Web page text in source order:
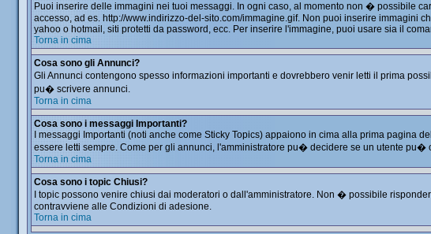
Puoi inserire delle immagini nei tuoi messaggi. In ogni caso, al momento non � possibile
accesso, ad es. http://www.indirizzo-del-sito.com/immagine.gif. Non puoi inserire immagini
yahoo o hotmail, siti protetti da password, ecc. Per inserire l'immagine, puoi usare sia il
Torna in cima
Cosa sono gli Annunci?
Gli Annunci contengono spesso informazioni importanti e dovrebbero venir letti il prima
pu� scrivere annunci.
Torna in cima
Cosa sono i messaggi Importanti?
I messaggi Importanti (noti anche come Sticky Topics) appaiono in cima alla prima pagina
essere letti sempre. Come per gli annunci, l'amministratore pu� decidere se un utente
Torna in cima
Cosa sono i topic Chiusi?
I topic possono venire chiusi dai moderatori o dall'amministratore. Non � possibile
contravviene alle Condizioni di adesione.
Torna in cima